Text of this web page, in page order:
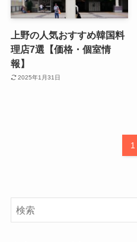
上野の人気おすすめ韓国料
理店7選【価格・個室情
報】
2025年1月31日
1